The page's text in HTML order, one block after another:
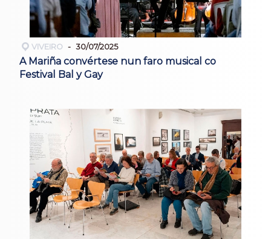
VIVEIRO 30/07/2025
A Mariña convértese nun faro musical co
Festival Bal y Gay